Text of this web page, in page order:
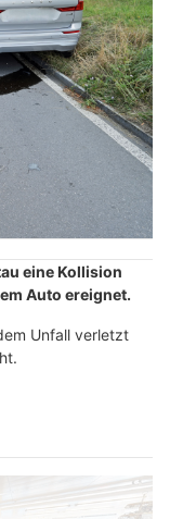
eine Kollision
Auto ereignet.
Unfall verletzt